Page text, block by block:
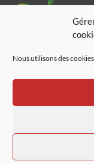
Nous utilisons des
02 41 78 09 01
Pépinières de